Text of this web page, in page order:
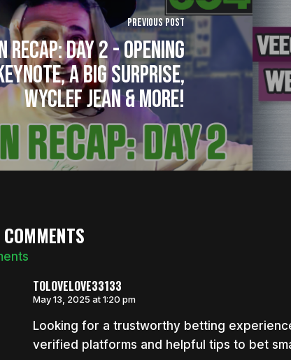
Previous Post
Recap: Day 2 - Opening
A Big Surprise,
Wyclef Jean & More!
TOLOVELOVE33133
May 13, 2025 at 1:20 pm
Looking for a trustworthy betting
verified platforms and helpful tips to bet